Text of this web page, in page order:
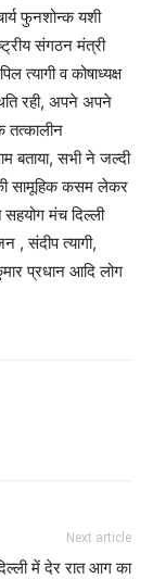
फुनशोन्क यशी
संगठन मंत्री
त्यागी व कोषाध्यक्ष
रही, अपने अपने
तत्कालीन
बताया, सभी ने जल्दी
सामूहिक कसम लेकर
मंच दिल्ली
, संदीप त्यागी,
प्रधान आदि लोग
Next article
में देर रात आग का